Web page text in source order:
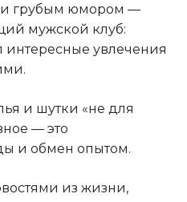
грубым юмором —
мужской клуб:
увлечения
и шутки «не для
— это
и обмен опытом.
из жизни,